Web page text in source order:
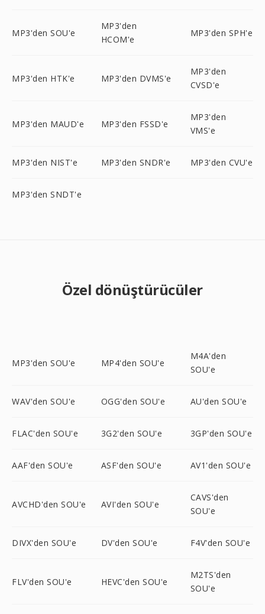
MP3'den SOU'e
MP3'den
HCOM'e
MP3'den SPH'e
MP3'den HTK'e MP3'den DVMS'e
MP3'den
CVSD'e
MP3'den MAUD'e MP3'den FSSD'e
MP3'den
VMS'e
MP3'den NIST'e MP3'den SNDR'e MP3'den CVU'e
MP3'den SNDT'e
Özel dönüştürücüler
MP3'den SOU'e MP4'den SOU'e
M4A'den
SOU'e
WAV'den SOU'e OGG'den SOU'e AU'den SOU'e
FLAC'den SOU'e 3G2'den SOU'e 3GP'den SOU'e
AAF'den SOU'e ASF'den SOU'e AV1'den SOU'e
AVCHD'den SOU'e AVI'den SOU'e
CAVS'den
SOU'e
DIVX'den SOU'e DV'den SOU'e F4V'den SOU'e
FLV'den SOU'e HEVC'den SOU'e
M2TS'den
SOU'e